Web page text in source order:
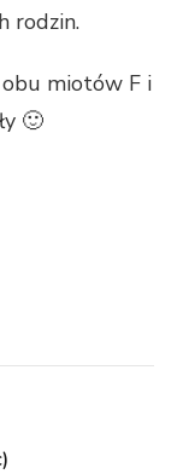
rodzin.
miotów F i
🙂